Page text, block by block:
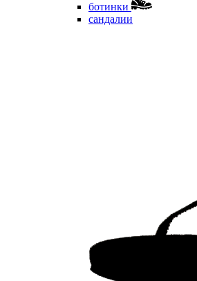
ботинки
сандалии